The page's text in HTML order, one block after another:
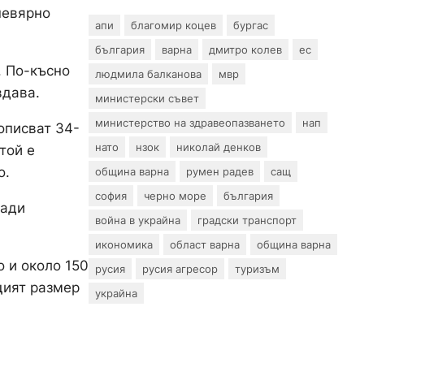
По-късно
34-
е
и около 150
размер
апи благомир коцев
бургас
българия
варна дмитро колев
ес
людмила балканова
мвр
министерски съвет
министерство на здравеопазването
нап
нато
нзок
николай денков
община варна
румен радев
сащ
софия
черно море
българия
война в украйна
градски транспорт
икономика
област варна
община варна
русия
русия агресор
туризъм
украйна